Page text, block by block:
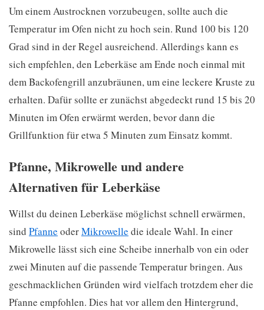
Um einem Austrocknen vorzubeugen, sollte auch die
Temperatur im Ofen nicht zu hoch sein. Rund 100 bis 120
Grad sind in der Regel ausreichend. Allerdings kann es
sich empfehlen, den Leberkäse am Ende noch einmal mit
dem Backofengrill anzubräunen, um eine leckere Kruste zu
erhalten. Dafür sollte er zunächst abgedeckt rund 15 bis 20
Minuten im Ofen erwärmt werden, bevor dann die
Grillfunktion für etwa 5 Minuten zum Einsatz kommt.
Pfanne, Mikrowelle und andere
Alternativen für Leberkäse
Willst du deinen Leberkäse möglichst schnell erwärmen,
sind Pfanne oderMikrowelle die ideale Wahl. In einer
Mikrowelle lässt sich eine Scheibe innerhalb von ein oder
zwei Minuten auf die passende Temperatur bringen. Aus
geschmacklichen Gründen wird vielfach trotzdem eher die
Pfanne empfohlen. Dies hat vor allem den Hintergrund,